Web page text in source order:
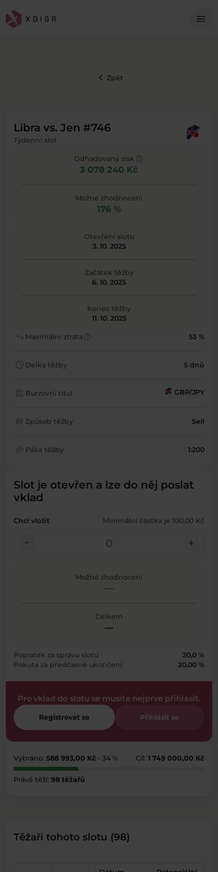
menu
keyboard_arrow_left Zpět
Libra vs. Jen #746
Týdenní slot
Odhadovaný zisk
3 078 240 Kč
Možné zhodnocení
176 %
Otevření slotu
3. 10. 2025
Začátek těžby
6. 10. 2025
Konec těžby
11. 10. 2025
trending_down Maximální ztrátahelp 53 %
schedule Délka těžby 5 dnů
account_balance Burzovní titul GBP/JPY
candlestick_chart Způsob těžby Sell
finance_mode Páka těžby 1:200
Slot je otevřen a lze do něj poslat
vklad
Chci vložit Minimální částka je 100,00 Kč
check_indeterminate_small add
Možné zhodnocení
—
Celkem
—
Poplatek za správu slotu
20,0 %
Pokuta za předčasné ukončení
20,00 %
Pro vklad do slotu se musíte nejprve přihlásit.
Registrovat se Přihlásit se
Vybráno: 588 993,00 Kč - 34 % Cíl: 1 749 000,00 Kč
Právě těží: 98 těžařů
Těžaři tohoto slotu (98)